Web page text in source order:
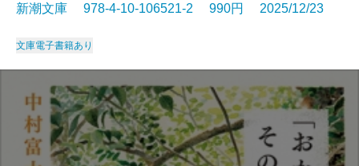
新潮文庫 978-4-10-106521-2 990円 2025/12/23
文庫電子書籍あり